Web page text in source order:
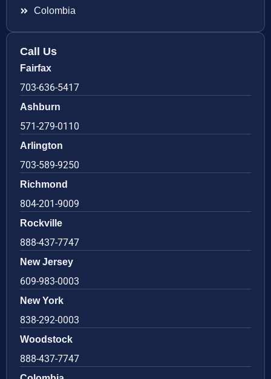
Colombia
Call Us
Fairfax
703-636-5417
Ashburn
571-279-0110
Arlington
703-589-9250
Richmond
804-201-9009
Rockville
888-437-7747
New Jersey
609-983-0003
New York
838-292-0003
Woodstock
888-437-7747